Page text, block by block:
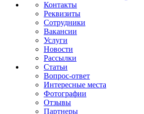
Контакты
Реквизиты
Сотрудники
Вакансии
Услуги
Новости
Рассылки
Статьи
Вопрос-ответ
Интересные места
Фотографии
Отзывы
Партнеры